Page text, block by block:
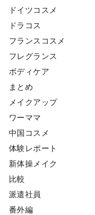
ドイツコスメ
ドラコス
フランスコスメ
フレグランス
ボディケア
まとめ
メイクアップ
ワーママ
中国コスメ
体験レポート
新体操メイク
比較
派遣社員
番外編